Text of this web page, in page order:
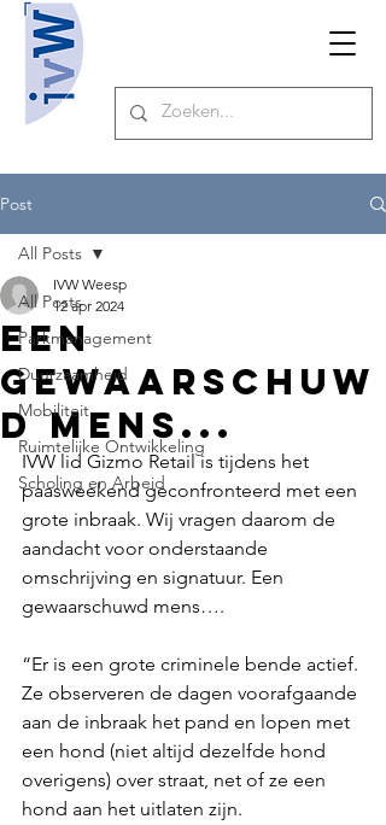
Post
All Posts
Parkmanagement
Duurzaamheid
Mobiliteit
Ruimtelijke Ontwikkeling
Scholing en Arbeid
All Posts
Een
gewaarschuw
d mens...
IVW Weesp
12 apr 2024
IVW lid Gizmo Retail is tijdens het
paasweekend geconfronteerd met een
grote inbraak. Wij vragen daarom de
aandacht voor onderstaande
omschrijving en signatuur. Een
gewaarschuwd mens….
“Er is een grote criminele bende actief.
Ze observeren de dagen voorafgaande
aan de inbraak het pand en lopen met
een hond (niet altijd dezelfde hond
overigens) over straat, net of ze een
hond aan het uitlaten zijn.